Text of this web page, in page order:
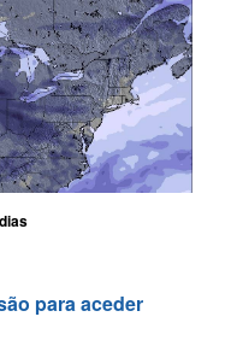
para aceder